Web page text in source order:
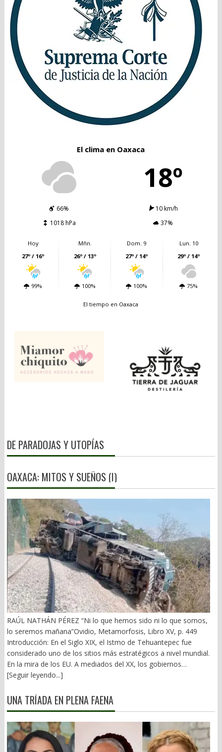
El clima en Oaxaca
18º
66%
10 km/h
1018 hPa
37%
Hoy
27º / 16º
99%
Mñn.
26º / 13º
100%
Dom. 9
27º / 14º
100%
Lun. 10
29º / 14º
75%
El tiempo en Oaxaca
DE PARADOJAS Y UTOPÍAS
OAXACA: MITOS Y SUEÑOS (I)
RAÚL NATHÁN PÉREZ “Ni lo que hemos sido ni lo que somos,
lo seremos mañana”Ovidio, Metamorfosis, Libro XV, p. 449
Introducción: En el Siglo XIX, el Istmo de Tehuantepec fue
considerado uno de los sitios más estratégicos a nivel mundial.
En la mira de los EU. A mediados del XX, los gobiernos
emanados del PRI iniciaron una serie de proyectos, todos
Transístmico, Proyecto Alfa-Omega, Plan Puebla-Panamá y
otros. En 2018, la 4T volvió a la carga, considerándolo uno de
por la corrupción y la complicidad. Sobre la vieja vía inaugurada
por el general Porfirio Díaz (1907), se montaron nuevas vías. En
[Seguir leyendo...]
UNA TRÍADA EN PLENA FAENA